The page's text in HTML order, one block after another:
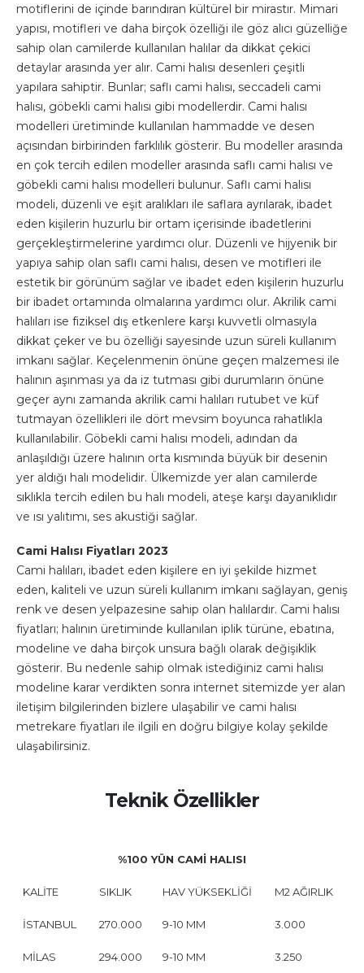
motiflerini de içinde barındıran kültürel bir mirastır. Mimari
yapısı, motifleri ve daha birçok özelliği ile göz alıcı güzelliğe
sahip olan camilerde kullanılan halılar da dikkat çekici
detaylar arasında yer alır. Cami halısı desenleri çeşitli
yapılara sahiptir. Bunlar; saflı cami halısı, seccadeli cami
halısı, göbekli cami halısı gibi modellerdir. Cami halısı
modelleri üretiminde kullanılan hammadde ve desen
açısından birbirinden farklılık gösterir. Bu modeller arasında
en çok tercih edilen modeller arasında saflı cami halısı ve
göbekli cami halısı modelleri bulunur. Saflı cami halısı
modeli, düzenli ve eşit aralıkları ile saflara ayrılarak, ibadet
eden kişilerin huzurlu bir ortam içerisinde ibadetlerini
gerçekleştirmelerine yardımcı olur. Düzenli ve hijyenik bir
yapıya sahip olan saflı cami halısı, desen ve motifleri ile
estetik bir görünüm sağlar ve ibadet eden kişilerin huzurlu
bir ibadet ortamında olmalarına yardımcı olur. Akrilik cami
halıları ise fiziksel dış etkenlere karşı kuvvetli olmasıyla
dikkat çeker ve bu özelliği sayesinde uzun süreli kullanım
imkanı sağlar. Keçelenmenin önüne geçen malzemesi ile
halının aşınması ya da iz tutması gibi durumların önüne
geçer aynı zamanda akrilik cami halıları rutubet ve küf
tutmayan özellikleri ile dört mevsim boyunca rahatlıkla
kullanılabilir. Göbekli cami halısı modeli, adından da
anlaşıldığı üzere halının orta kısmında büyük bir desenin
yer aldığı halı modelidir. Ülkemizde yer alan camilerde
sıklıkla tercih edilen bu halı modeli, ateşe karşı dayanıklıdır
ve ısı yalıtımı, ses akustiği sağlar.
Cami Halısı Fiyatları 2023
Cami halıları, ibadet eden kişilere en iyi şekilde hizmet
eden, kaliteli ve uzun süreli kullanım imkanı sağlayan, geniş
renk ve desen yelpazesine sahip olan halılardır. Cami halısı
fiyatları; halının üretiminde kullanılan iplik türüne, ebatına,
modeline ve daha birçok unsura bağlı olarak değişiklik
gösterir. Bu nedenle sahip olmak istediğiniz cami halısı
modeline karar verdikten sonra internet sitemizde yer alan
iletişim bilgilerinden bizlere ulaşabilir ve cami halısı
metrekare fiyatları ile ilgili en doğru bilgiye kolay şekilde
ulaşabilirsiniz.
Teknik Özellikler
%100 YÜN CAMİ HALISI
KALİTE SIKLIK HAV YÜKSEKLİĞİ M2 AĞIRLIK
İSTANBUL 270.000 9-10 MM 3.000
MİLAS 294.000 9-10 MM 3.250